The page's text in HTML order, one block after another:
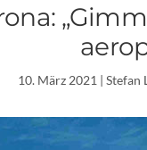
10. März 2021 | Stefan